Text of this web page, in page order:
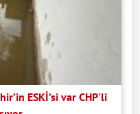
ESKİ’si var CHP'li